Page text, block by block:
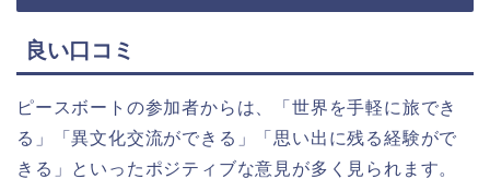
良い口コミ
ピースボートの参加者からは、「世界を手軽に旅でき
る」「異文化交流ができる」「思い出に残る経験がで
きる」といったポジティブな意見が多く見られます。